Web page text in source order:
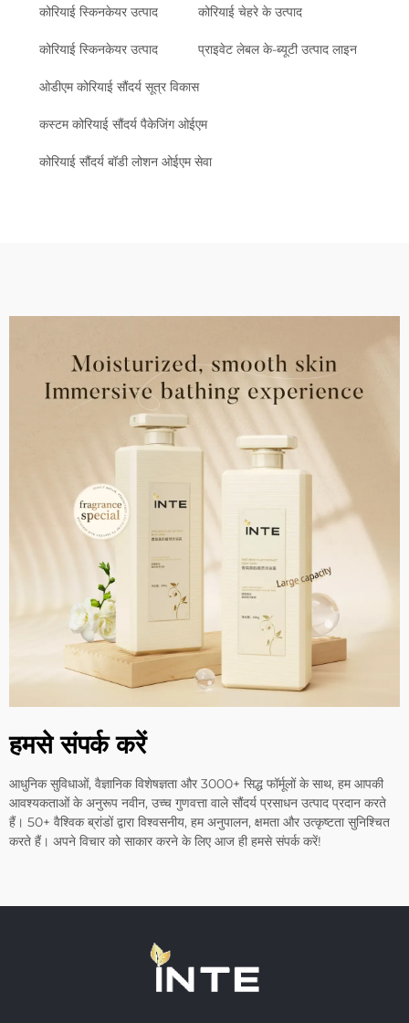
कोरियाई स्किनकेयर उत्पाद कोरियाई चेहरे के उत्पाद
कोरियाई स्किनकेयर उत्पाद प्राइवेट लेबल के-ब्यूटी उत्पाद लाइन
ओडीएम कोरियाई सौंदर्य सूत्र विकास
कस्टम कोरियाई सौंदर्य पैकेजिंग ओईएम
कोरियाई सौंदर्य बॉडी लोशन ओईएम सेवा
हमसे संपर्क करें
आधुनिक सुविधाओं, वैज्ञानिक विशेषज्ञता और 3000+ सिद्ध फॉर्मूलों के साथ, हम आपकी
आवश्यकताओं के अनुरूप नवीन, उच्च गुणवत्ता वाले सौंदर्य प्रसाधन उत्पाद प्रदान करते
हैं। 50+ वैश्विक ब्रांडों द्वारा विश्वसनीय, हम अनुपालन, क्षमता और उत्कृष्टता सुनिश्चित
करते हैं। अपने विचार को साकार करने के लिए आज ही हमसे संपर्क करें!